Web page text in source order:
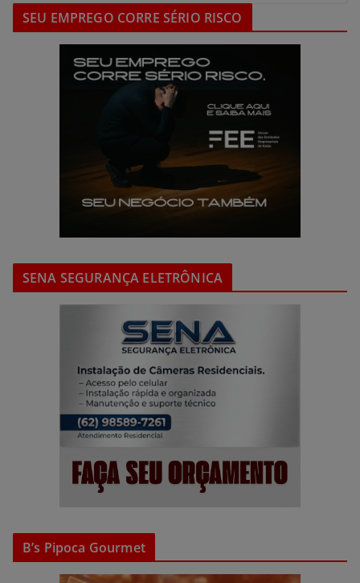
SEU EMPREGO CORRE SÉRIO RISCO
SENA SEGURANÇA ELETRÔNICA
B’s Pipoca Gourmet